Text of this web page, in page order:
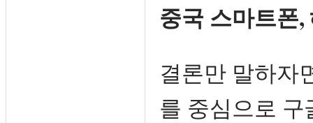
중국 스마트폰
결론만 말하자
를 중심으로 구